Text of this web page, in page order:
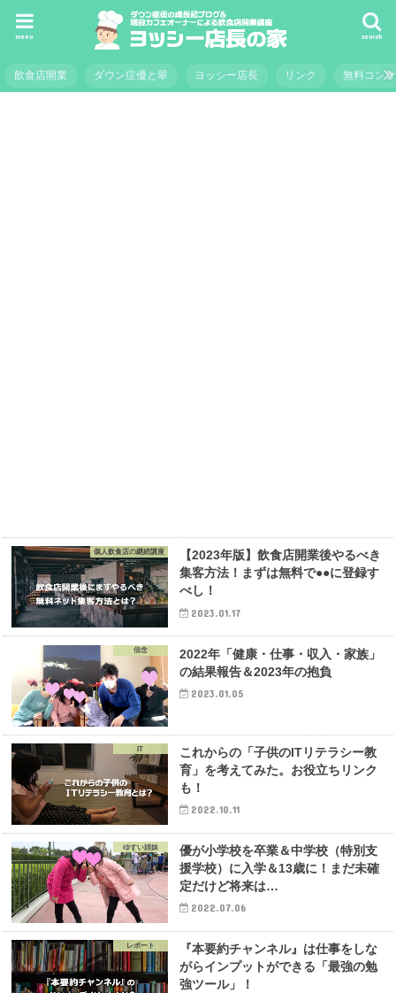
search
menu
飲食店開業 ダウン症優と翠 ヨッシー店長 リンク 無料コン
個人飲食店の継続講座
【2023年版】飲食店開業後やるべき
集客方法！まずは無料で●●に登録す
べし！
2023.01.17
信念
2022年「健康・仕事・収入・家族」
の結果報告＆2023年の抱負
2023.01.05
IT
これからの「子供のITリテラシー教
育」を考えてみた。お役立ちリンク
も！
2022.10.11
ゆすい姉妹
優が小学校を卒業＆中学校（特別支
援学校）に入学＆13歳に！まだ未確
定だけど将来は…
2022.07.06
レポート
『本要約チャンネル』は仕事をしな
がらインプットができる「最強の勉
強ツール」！